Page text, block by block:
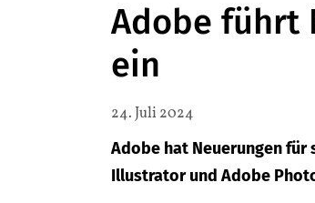
Adobe führt
ein
24. Juli 2024
Adobe hat Neuerungen
Illustrator und Adobe